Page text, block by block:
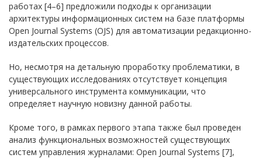
работах [4–6] предложили подходы к организации
архитектуры информационных систем на базе платформы
Open Journal Systems (OJS) для автоматизации редакционно-
издательских процессов.
Но, несмотря на детальную проработку проблематики, в
существующих исследованиях отсутствует концепция
универсального инструмента коммуникации, что
определяет научную новизну данной работы.
Кроме того, в рамках первого этапа также был проведен
анализ функциональных возможностей существующих
систем управления журналами: Open Journal Systems [7],